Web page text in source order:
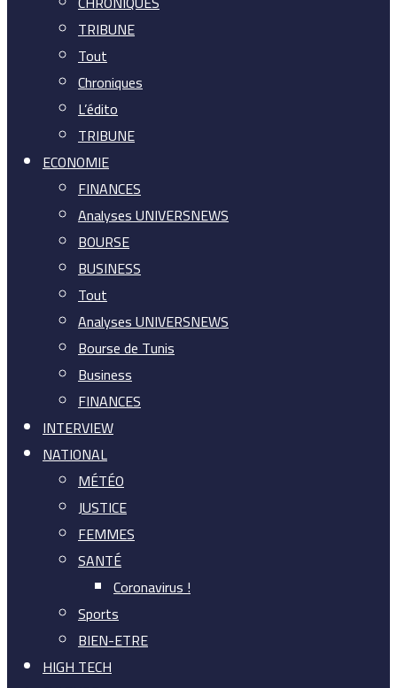
TRIBUNE
Tout
Chroniques
L’édito
TRIBUNE
ECONOMIE
FINANCES
Analyses UNIVERSNEWS
BOURSE
BUSINESS
Tout
Analyses UNIVERSNEWS
Bourse de Tunis
Business
FINANCES
INTERVIEW
NATIONAL
MÉTÉO
JUSTICE
FEMMES
SANTÉ
Coronavirus !
Sports
BIEN-ETRE
HIGH TECH